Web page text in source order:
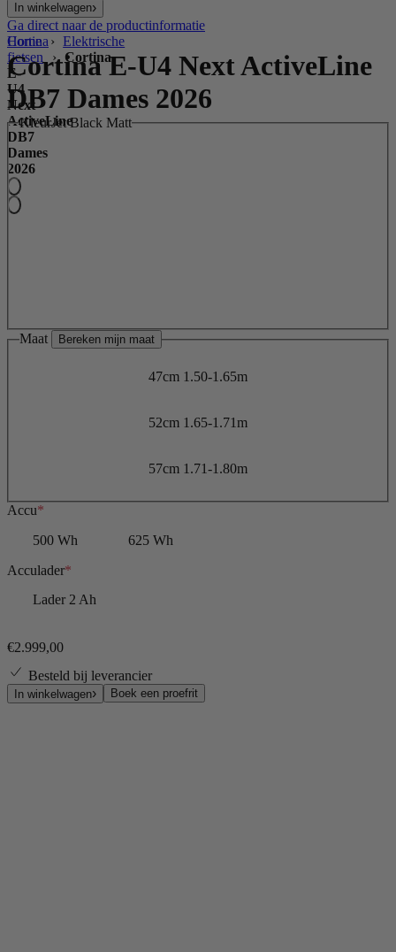
In winkelwagen
Ga direct naar de productinformatie
Home
› Elektrische
fietsen
›
Cortina
E-
U4
Next
ActiveLine
DB7
Dames
2026
Cortina
Cortina E-U4 Next ActiveLine
DB7 Dames 2026
KleurJet Black Matt
Maat Bereken mijn maat
47cm 1.50-1.65m
52cm 1.65-1.71m
57cm 1.71-1.80m
Accu*
500 Wh
625 Wh
Acculader*
Lader 2 Ah
€2.999,00
Besteld bij leverancier
In winkelwagen Boek een proefrit